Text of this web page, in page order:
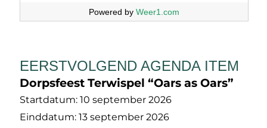
Powered by Weer1.com
EERSTVOLGEND AGENDA ITEM
Dorpsfeest Terwispel “Oars as Oars”
Startdatum: 10 september 2026
Einddatum: 13 september 2026